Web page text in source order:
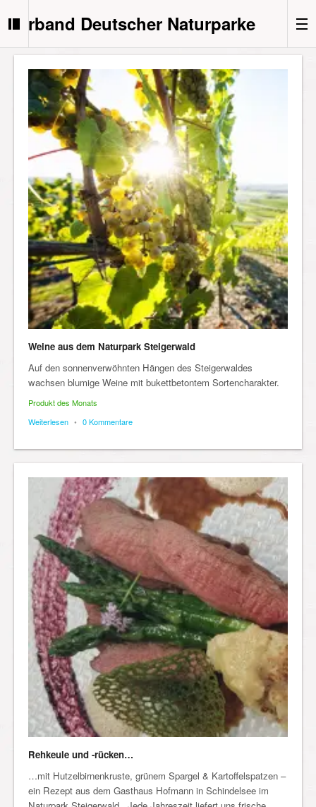
Verband Deutscher Naturparke
Weine aus dem Naturpark Steigerwald
Auf den sonnenverwöhnten Hängen des Steigerwaldes
wachsen blumige Weine mit bukettbetontem Sortencharakter.
Produkt des Monats
Weiterlesen • 0 Kommentare
Rehkeule und -rücken…
…mit Hutzelbirnenkruste, grünem Spargel & Kartoffelspatzen –
ein Rezept aus dem Gasthaus Hofmann in Schindelsee im